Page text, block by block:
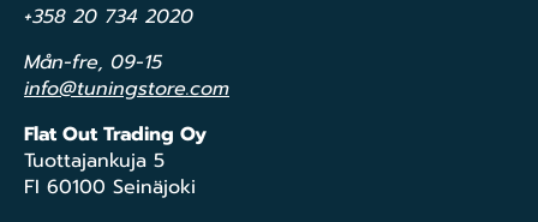
+358 20 734 2020
Mån-fre, 09-15
info@tuningstore.com
Flat Out Trading Oy
Tuottajankuja 5
FI 60100 Seinäjoki